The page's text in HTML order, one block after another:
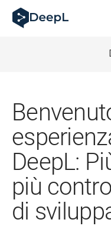
DeepL per gli agenti IA
Translation Flow di
How we brought Swiss
Da traduzione testi a
Building an instantly
DeepL:
più
di